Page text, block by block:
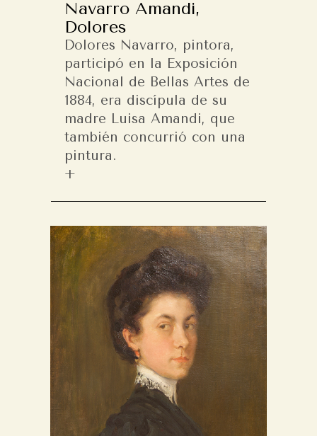
Navarro Amandi,
Dolores
Dolores Navarro, pintora,
participó en la Exposición
Nacional de Bellas Artes de
1884, era discípula de su
madre Luisa Amandi, que
también concurrió con una
pintura.